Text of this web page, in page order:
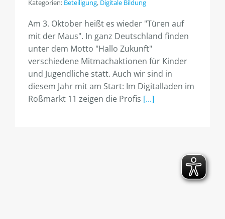
Kategorien: Beteiligung, Digitale Bildung
Am 3. Oktober heißt es wieder "Türen auf
mit der Maus". In ganz Deutschland finden
unter dem Motto "Hallo Zukunft"
verschiedene Mitmachaktionen für Kinder
und Jugendliche statt. Auch wir sind in
diesem Jahr mit am Start: Im Digitalladen im
Roßmarkt 11 zeigen die Profis [...]